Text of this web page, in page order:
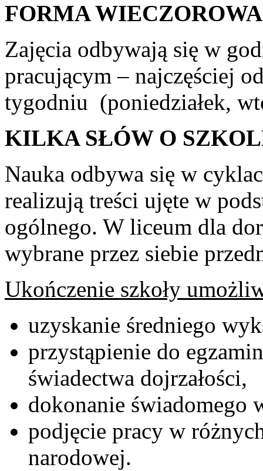
FORMA WIECZOROWA
Zajęcia odbywają się w
pracującym – najczęściej
tygodniu (poniedziałek,
KILKA SŁÓW O
Nauka odbywa się w
realizują treści ujęte w
ogólnego. W liceum dla
wybrane przez siebie
Ukończenie szkoły
uzyskanie średniego
przystąpienie do
świadectwa dojrzałości,
dokonanie świadomego
podjęcie pracy w
narodowej.